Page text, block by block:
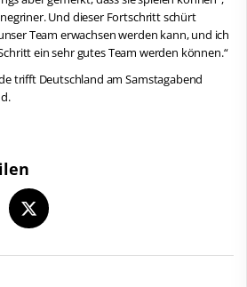
Und dieser Fortschritt schürt
Team erwachsen werden kann, und ich
ein sehr gutes Team werden können.“
trifft Deutschland am Samstagabend